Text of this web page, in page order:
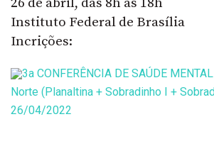
Instituto Federal de Brasília
Incrições:
3a CONFERÊNCIA DE SAÚDE
Norte (Planaltina + Sobradinho I +
26/04/2022